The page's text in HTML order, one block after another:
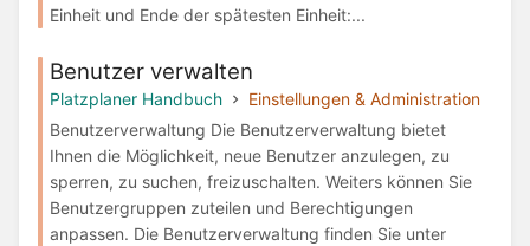
Einheit und Ende der spätesten Einheit:...
Benutzer verwalten
Platzplaner Handbuch
Einstellungen & Administration
Benutzerverwaltung Die Benutzerverwaltung bietet
Ihnen die Möglichkeit, neue Benutzer anzulegen, zu
sperren, zu suchen, freizuschalten. Weiters können Sie
Benutzergruppen zuteilen und Berechtigungen
anpassen. Die Benutzerverwaltung finden Sie unter